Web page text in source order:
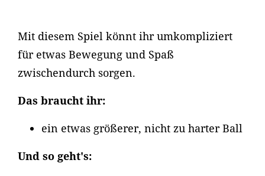
Mit diesem Spiel könnt ihr umkompliziert
für etwas Bewegung und Spaß
zwischendurch sorgen.
Das braucht ihr:
ein etwas größerer, nicht zu harter Ball
Und so geht's: